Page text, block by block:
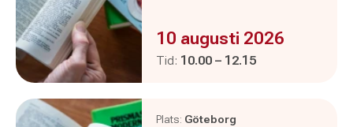
Evenemanget är :
10 augusti 2026
Tid: Pågår mellan
10.00 – och
12.15
Plats: Göteborg